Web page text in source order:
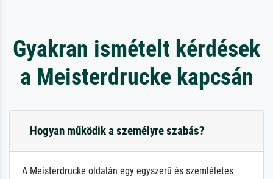
Gyakran ismételt kérdések
a Meisterdrucke kapcsán
Hogyan működik a személyre szabás?
A Meisterdrucke oldalán egy egyszerű és szemléletes